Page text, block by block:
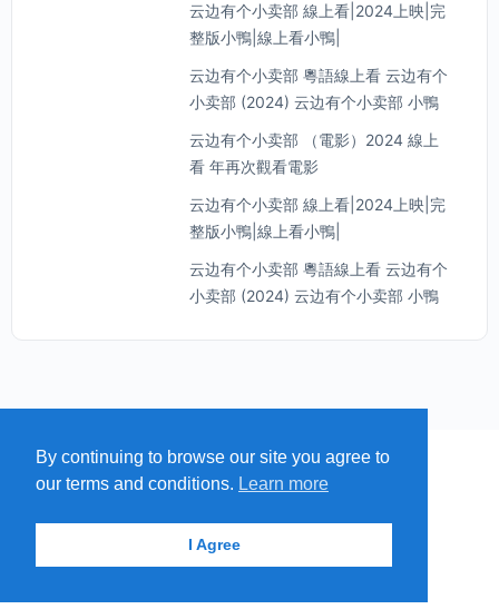
云边有个小卖部 線上看|2024上映|完
整版小鴨|線上看小鴨|
云边有个小卖部 粵語線上看 云边有个
小卖部 (2024) 云边有个小卖部 小鴨
云边有个小卖部 （電影）2024 線上
看 年再次觀看電影
云边有个小卖部 線上看|2024上映|完
整版小鴨|線上看小鴨|
云边有个小卖部 粵語線上看 云边有个
小卖部 (2024) 云边有个小卖部 小鴨
MAP SUBMIT A SPRING
By continuing to browse our site you agree to
our terms and conditions. Learn more
I Agree